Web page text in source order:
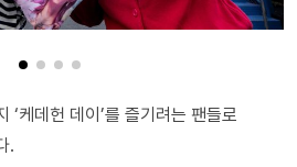
‘케데헌 데이’를 즐기려는 팬들로
.